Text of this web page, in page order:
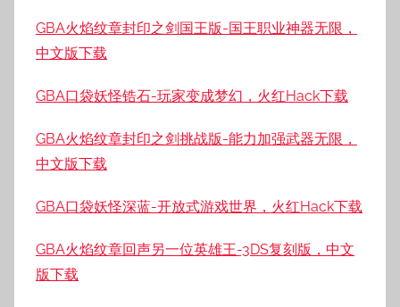
GBA火焰纹章封印之剑国王版-国王职业神器无限，
中文版下载
GBA口袋妖怪锆石-玩家变成梦幻，火红Hack下载
GBA火焰纹章封印之剑挑战版-能力加强武器无限，
中文版下载
GBA口袋妖怪深蓝-开放式游戏世界，火红Hack下载
GBA火焰纹章回声另一位英雄王-3DS复刻版，中文
版下载